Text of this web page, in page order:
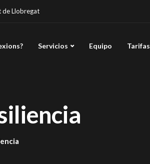
de Llobregat
Servicios Equipo Tarifas